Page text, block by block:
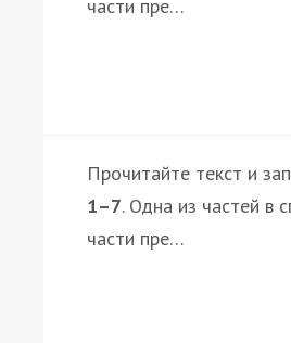
части пре…
Прочитайте текст и
1–7. Одна из частей в
части пре…